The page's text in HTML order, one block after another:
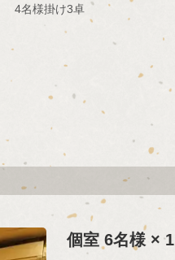
4名様掛け3卓
個室 6名様 × 1